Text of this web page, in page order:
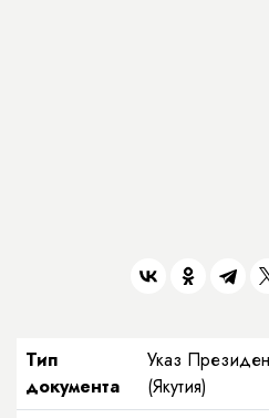
Тип
документа
Указ
(Якутия)